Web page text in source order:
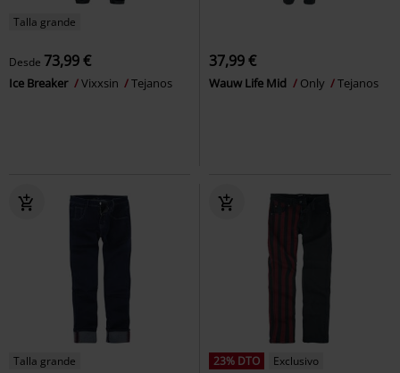
Talla grande
Desde 73,99 €
Ice Breaker Vixxsin Tejanos
37,99 €
Wauw Life Mid Only Tejanos
Talla grande 23% DTO
Exclusivo